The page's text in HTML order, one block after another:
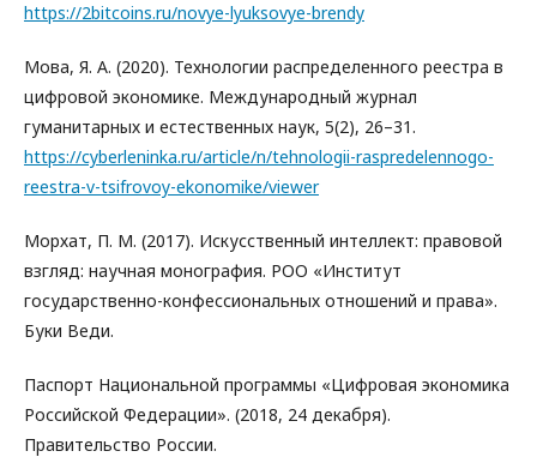
https://2bitcoins.ru/novye-lyuksovye-brendy
Мова, Я. А. (2020). Технологии распределенного реестра в
цифровой экономике. Международный журнал
гуманитарных и естественных наук, 5(2), 26–31.
https://cyberleninka.ru/article/n/tehnologii-raspredelennogo-
reestra-v-tsifrovoy-ekonomike/viewer
Морхат, П. М. (2017). Искусственный интеллект: правовой
взгляд: научная монография. РОО «Институт
государственно-конфессиональных отношений и права».
Буки Веди.
Паспорт Национальной программы «Цифровая экономика
Российской Федерации». (2018, 24 декабря).
Правительство России.